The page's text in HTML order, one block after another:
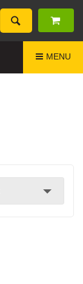
MENU